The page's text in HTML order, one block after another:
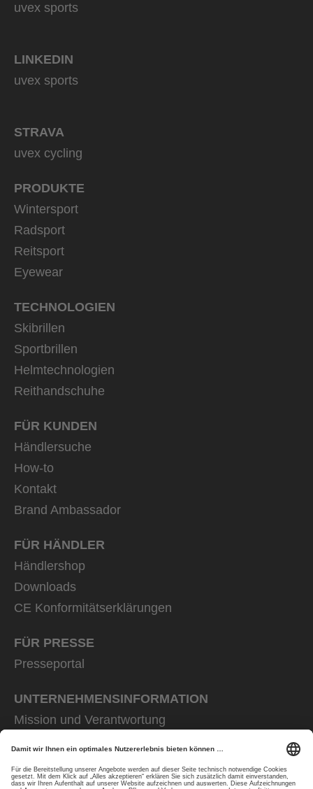
uvex sports
LINKEDIN
uvex sports
STRAVA
uvex cycling
PRODUKTE
Wintersport
Radsport
Reitsport
Eyewear
TECHNOLOGIEN
Skibrillen
Sportbrillen
Helmtechnologien
Reithandschuhe
FÜR KUNDEN
Händlersuche
How-to
Kontakt
Brand Ambassador
FÜR HÄNDLER
Händlershop
Downloads
CE Konformitätserklärungen
FÜR PRESSE
Presseportal
UNTERNEHMENS­INFORMATION
Mission und Verantwortung
Rainer Winter Stiftung